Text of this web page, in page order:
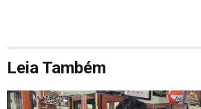
Leia Também